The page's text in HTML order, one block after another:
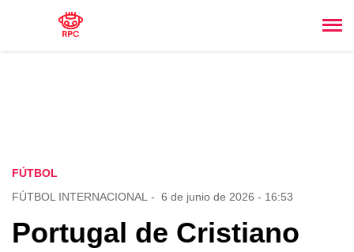
FÚTBOL
FÚTBOL INTERNACIONAL - 6 de junio de 2026 - 16:53
Portugal de Cristiano